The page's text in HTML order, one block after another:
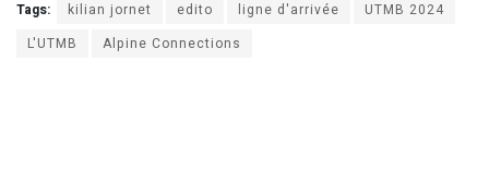
Tags: kilian jornet edito ligne d'arrivée
UTMB 2024
L'UTMB
Alpine Connections